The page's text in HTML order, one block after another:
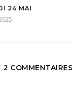
24 MAI
2 COMMENTAIRES